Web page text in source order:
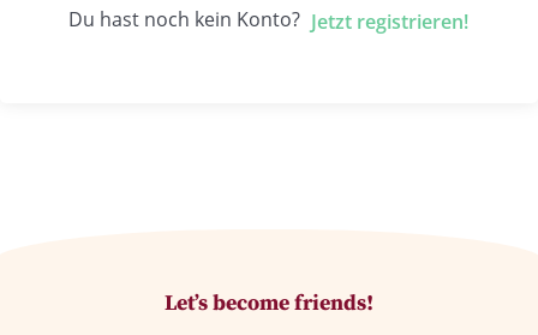
Du hast noch kein Konto? Jetzt registrieren!
Let’s become friends!